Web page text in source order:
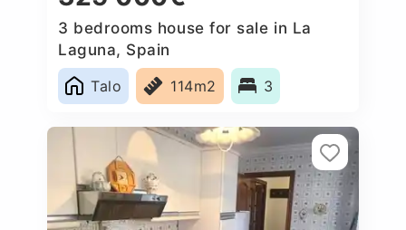
3 bedrooms house for sale in La
Laguna, Spain
Talo
114m2 3